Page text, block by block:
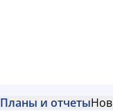
Планы и отчеты